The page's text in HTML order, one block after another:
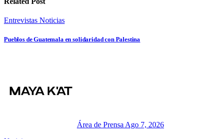
Entrevistas Noticias
Pueblos de Guatemala en solidaridad con Palestina
Área de Prensa Ago 7, 2026